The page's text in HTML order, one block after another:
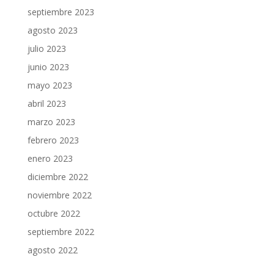
septiembre 2023
agosto 2023
julio 2023
junio 2023
mayo 2023
abril 2023
marzo 2023
febrero 2023
enero 2023
diciembre 2022
noviembre 2022
octubre 2022
septiembre 2022
agosto 2022